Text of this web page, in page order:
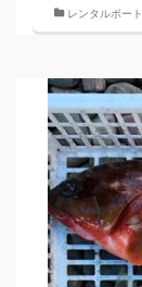
レンタルボート